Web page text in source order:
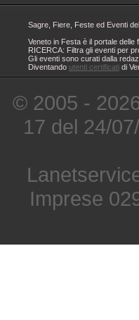
Sagre, Fiere, Feste ed Eventi
Veneto in Festa è il portale
RICERCA: Filtra gli eventi per
Gli eventi sono curati dalla
Diventando utenti certificati di
© 2005 -
17 del 24/
Imprese